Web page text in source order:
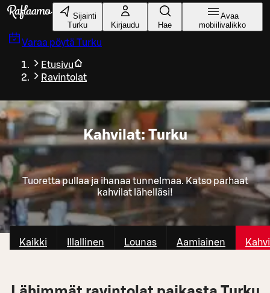
Siirry pääsisältöön
Sijainti
Turku
Kirjaudu Hae
Avaa
mobiilivalikko
Varaa pöytä Turku
Etusivu
Ravintolat
Kahvilat: Turku
Tuoretta pullaa ja ihanaa tunnelmaa. Katso parhaat
kahvilat lähelläsi!
Kaikki Illallinen Lounas Aamiainen